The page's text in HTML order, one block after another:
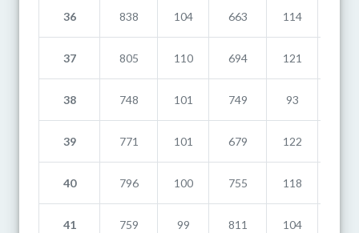
36 838 104 663 114
37 805 110 694 121
38 748 101 749 93
39 771 101 679 122
40 796 100 755 118
41 759 99 811 104